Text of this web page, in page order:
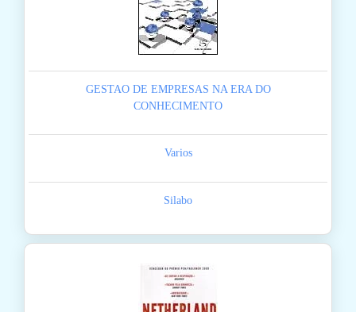
GESTAO DE EMPRESAS NA ERA DO
CONHECIMENTO
Varios
Silabo